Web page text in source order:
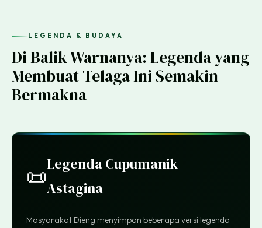
LEGENDA & BUDAYA
Di Balik Warnanya: Legenda yang
Membuat Telaga Ini Semakin
Bermakna
📜Legenda Cupumanik
Astagina
Masyarakat Dieng menyimpan beberapa versi legenda